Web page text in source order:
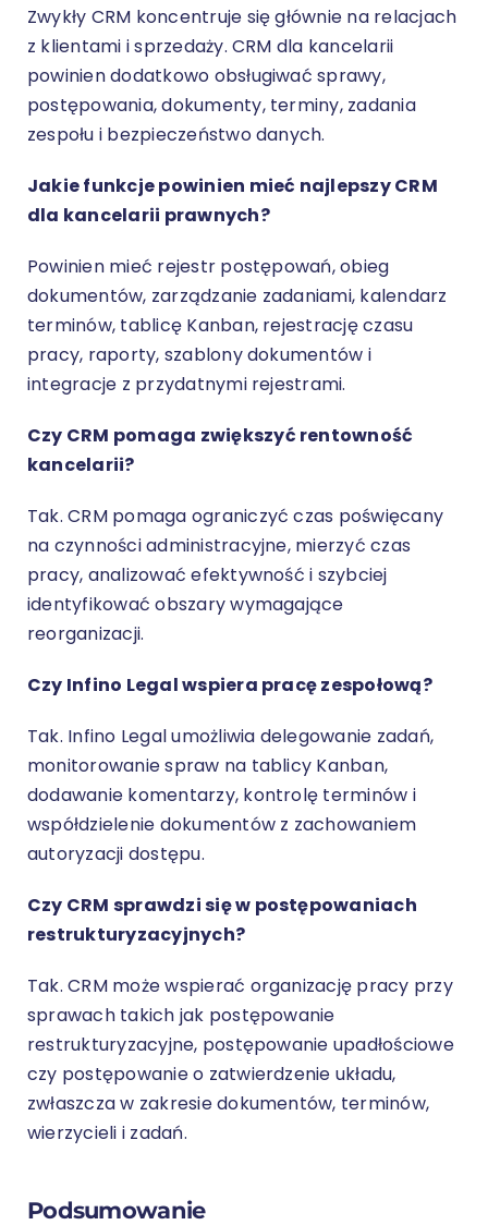
Zwykły CRM koncentruje się głównie na relacjach
z klientami i sprzedaży. CRM dla kancelarii
powinien dodatkowo obsługiwać sprawy,
postępowania, dokumenty, terminy, zadania
zespołu i bezpieczeństwo danych.
Jakie funkcje powinien mieć najlepszy CRM
dla kancelarii prawnych?
Powinien mieć rejestr postępowań, obieg
dokumentów, zarządzanie zadaniami, kalendarz
terminów, tablicę Kanban, rejestrację czasu
pracy, raporty, szablony dokumentów i
integracje z przydatnymi rejestrami.
Czy CRM pomaga zwiększyć rentowność
kancelarii?
Tak. CRM pomaga ograniczyć czas poświęcany
na czynności administracyjne, mierzyć czas
pracy, analizować efektywność i szybciej
identyfikować obszary wymagające
reorganizacji.
Czy Infino Legal wspiera pracę zespołową?
Tak. Infino Legal umożliwia delegowanie zadań,
monitorowanie spraw na tablicy Kanban,
dodawanie komentarzy, kontrolę terminów i
współdzielenie dokumentów z zachowaniem
autoryzacji dostępu.
Czy CRM sprawdzi się w postępowaniach
restrukturyzacyjnych?
Tak. CRM może wspierać organizację pracy przy
sprawach takich jak postępowanie
restrukturyzacyjne, postępowanie upadłościowe
czy postępowanie o zatwierdzenie układu,
zwłaszcza w zakresie dokumentów, terminów,
wierzycieli i zadań.
Podsumowanie